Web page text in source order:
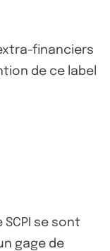
financiers
de ce label
se sont
gage de